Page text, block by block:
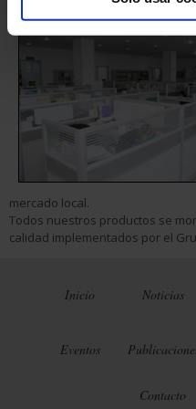
mercado local.
Todos nuestros productos se
calidad implementados por el
Inicio Noticias
Eventos
Contacto